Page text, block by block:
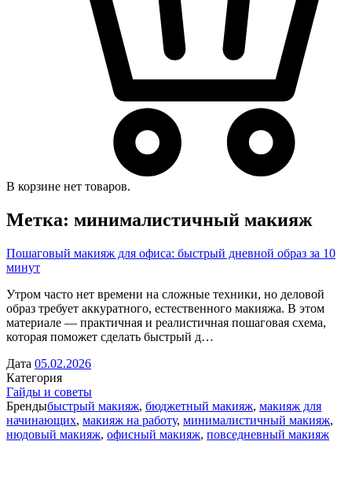
В корзине нет товаров.
Метка: минималистичный макияж
Пошаговый макияж для офиса: быстрый дневной образ за 10
минут
Утром часто нет времени на сложные техники, но деловой
образ требует аккуратного, естественного макияжа. В этом
материале — практичная и реалистичная пошаговая схема,
которая поможет сделать быстрый д…
Дата 05.02.2026
Категория
Гайды и советы
Брендыбыстрый макияж, бюджетный макияж, макияж для
начинающих, макияж на работу, минималистичный макияж,
нюдовый макияж, офисный макияж, повседневный макияж